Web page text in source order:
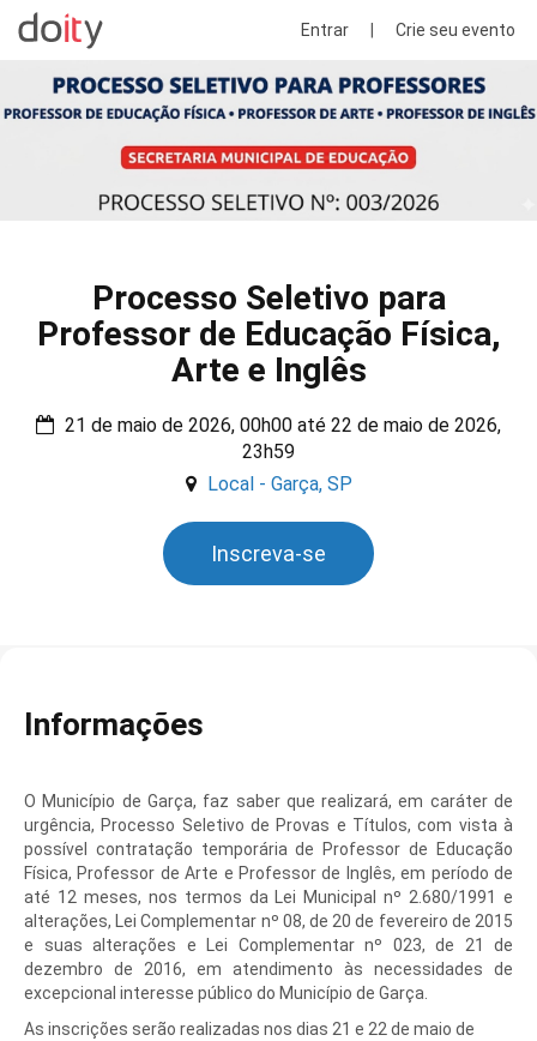
Entrar Crie seu evento
Processo Seletivo para
Professor de Educação Física,
Arte e Inglês
21 de maio de 2026, 00h00 até 22 de maio de 2026,
23h59
Local - Garça, SP
Inscreva-se
Informações
O Município de Garça, faz saber que realizará, em caráter de
urgência, Processo Seletivo de Provas e Títulos, com vista à
possível contratação temporária de Professor de Educação
Física, Professor de Arte e Professor de Inglês, em período de
até 12 meses, nos termos da Lei Municipal nº 2.680/1991 e
alterações, Lei Complementar nº 08, de 20 de fevereiro de 2015
e suas alterações e Lei Complementar nº 023, de 21 de
dezembro de 2016, em atendimento às necessidades de
excepcional interesse público do Município de Garça.
As inscrições serão realizadas nos dias 21 e 22 de maio de